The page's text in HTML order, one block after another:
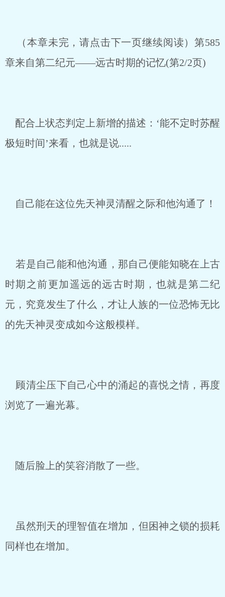
（本章未完，请点击下一页继续阅读）第585
章来自第二纪元——远古时期的记忆(第2/2页)
配合上状态判定上新增的描述：‘能不定时苏醒
极短时间’来看，也就是说.....
自己能在这位先天神灵清醒之际和他沟通了！
若是自己能和他沟通，那自己便能知晓在上古
时期之前更加遥远的远古时期，也就是第二纪
元，究竟发生了什么，才让人族的一位恐怖无比
的先天神灵变成如今这般模样。
顾清尘压下自己心中的涌起的喜悦之情，再度
浏览了一遍光幕。
随后脸上的笑容消散了一些。
虽然刑天的理智值在增加，但困神之锁的损耗
同样也在增加。